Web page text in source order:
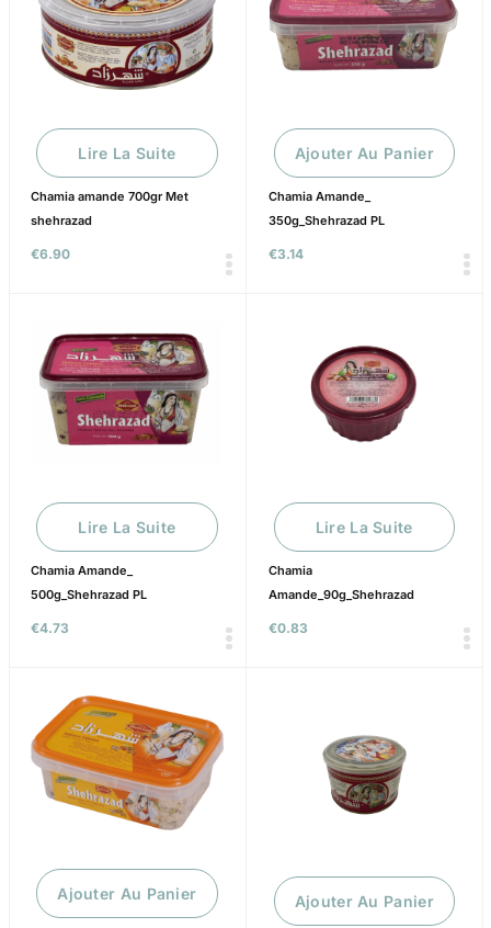
€6.90
Chamia amande 700gr Met
shehrazad
Lire La Suite
€3.14
Chamia Amande_
350g_Shehrazad PL
Ajouter Au Panier
€4.73
Chamia Amande_
500g_Shehrazad PL
Lire La Suite
€0.83
Chamia
Amande_90g_Shehrazad
Lire La Suite
Ajouter Au Panier Ajouter Au Panier